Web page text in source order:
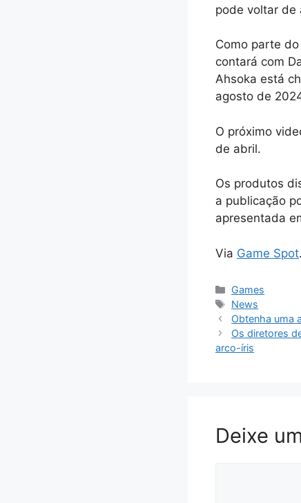
pode voltar de
Como parte
contará com
Ahsoka está
agosto de
O próximo
de abril.
Os produtos
a publicação
apresentada
Via Game Spot
Categorias
Games
Tags
News
Obtenha uma
Os diretores
arco-íris
Deixe